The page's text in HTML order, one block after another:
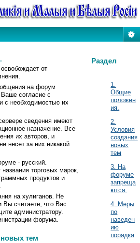
Раздел
1.
Общие
положен
ия.
2.
Условия
создания
новых
тем
3. На
форуме
запреща
ются:
4. Меры
по
наведен
ию
порядка
от
на форум
Ваше согласие с
с необходимостью их
сведения имеют
назначение. Все
их авторов, и
несет за них никакой
- русский.
торговых марок,
продуктов и
на хулиганов. Не
Вы считаете, что Вас
администратору.
форума.
тем